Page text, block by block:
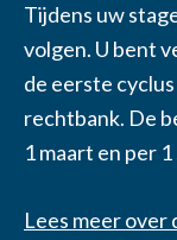
Tijdens uw
volgen. U bent
de eerste
rechtbank. De
1 maart en per
Lees meer over